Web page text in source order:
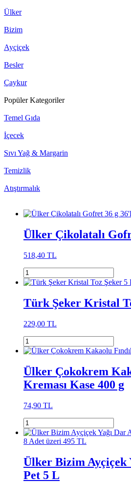
Ülker
Bizim
Ayçiçek
Besler
Çaykur
Popüler Kategoriler
Temel Gıda
İçecek
Sıvı Yağ & Margarin
Temizlik
Atıştırmalık
Ülker Çikolatalı
518,40 TL
Türk Şeker Kristal
229,00 TL
Ülker Çokokrem
Kreması Kase 400 g
74,90 TL
8 Adet üzeri 495 TL
Ülker Bizim Ayçiçek
Pet 5 L